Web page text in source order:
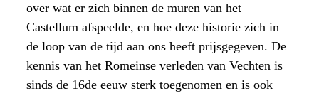
over wat er zich binnen de muren van het
Castellum afspeelde, en hoe deze historie zich in
de loop van de tijd aan ons heeft prijsgegeven. De
kennis van het Romeinse verleden van Vechten is
sinds de 16de eeuw sterk toegenomen en is ook